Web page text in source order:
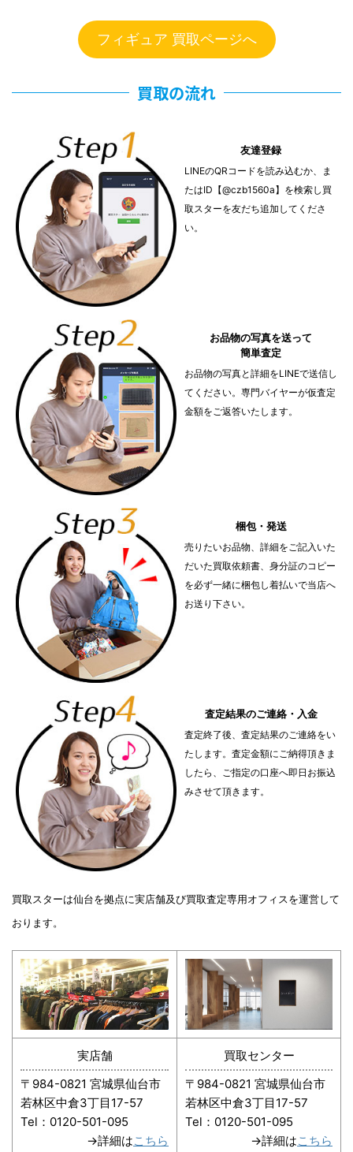
フィギュア 買取ページへ
買取の流れ
友達登録
LINEのQRコードを読み込むか、ま
たはID【@czb1560a】を検索し買
取スターを友だち追加してくださ
い。
お品物の写真を送って
簡単査定
お品物の写真と詳細をLINEで送信し
てください。専門バイヤーが仮査定
金額をご返答いたします。
梱包・発送
売りたいお品物、詳細をご記入いた
だいた買取依頼書、身分証のコピー
を必ず一緒に梱包し着払いで当店へ
お送り下さい。
査定結果のご連絡・入金
査定終了後、査定結果のご連絡をい
たします。査定金額にご納得頂きま
したら、ご指定の口座へ即日お振込
みさせて頂きます。
買取スターは仙台を拠点に実店舗及び買取査定専用オフィスを運営して
おります。
実店舗
〒984-0821 宮城県仙台市
若林区中倉3丁目17-57
Tel：0120-501-095
→詳細はこちら
買取センター
〒984-0821 宮城県仙台市
若林区中倉3丁目17-57
Tel：0120-501-095
→詳細はこちら